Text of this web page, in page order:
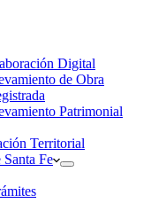
Digital
de Obra
Patrimonial
Territorial
Fe